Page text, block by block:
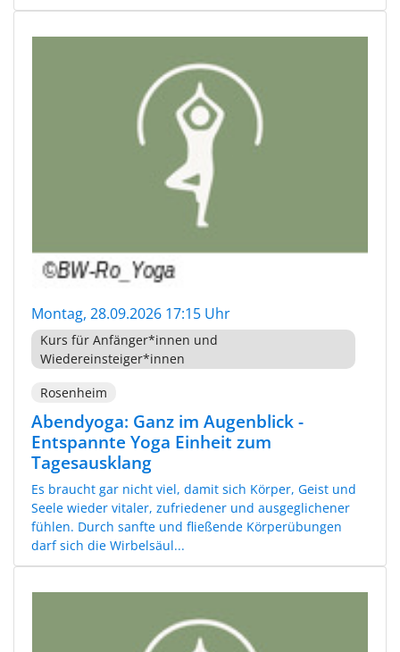
Montag, 28.09.2026 17:15 Uhr
Kurs für Anfänger*innen und
Wiedereinsteiger*innen
Rosenheim
Abendyoga: Ganz im Augenblick -
Entspannte Yoga Einheit zum
Tagesausklang
Es braucht gar nicht viel, damit sich Körper, Geist und
Seele wieder vitaler, zufriedener und ausgeglichener
fühlen. Durch sanfte und fließende Körperübungen
darf sich die Wirbelsäul...